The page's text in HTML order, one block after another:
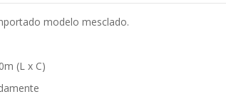
modelo mesclado.
(L x C)